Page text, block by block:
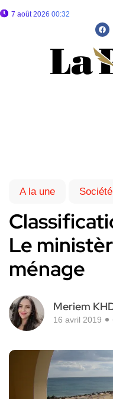
7 août 2026 00:32
A la une Société
Le
ménage
Meriem
16 avril 2019